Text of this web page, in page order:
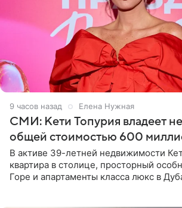
9 часов назад Елена Нужная
СМИ: Кети Топурия владеет
общей стоимостью 600
В активе 39-летней недвижимости
квартира в столице, просторный
Горе и апартаменты класса люкс в